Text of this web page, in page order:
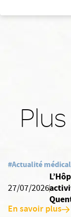
#Actualité
27/07/2026
En savoir plus